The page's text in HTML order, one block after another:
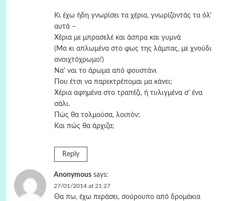
Κι έχω ήδη γνωρίσει τα χέρια, γνωρίζοντάς τα όλ'
αυτά –
Χέρια με μπρασελέ και άσπρα και γυμνά
(Μα κι απλωμένα στο φως της λάμπας, με χνούδι
ανοιχτόχρωμο!)
Να' ναι το άρωμα από φουστάνι
Που έτσι να παρεκτρέπομαι μα κάνει;
Χέρια αφημένα στο τραπέζι, ή τυλιγμένα σ' ένα
σάλι.
Πώς θα τολμούσα, λοιπόν;
Και πώς θα άρχιζα;
Reply
Anonymous says:
27/01/2014 at 21:27
Θα πω, έχω περάσει, σούρουπο από δρομάκια